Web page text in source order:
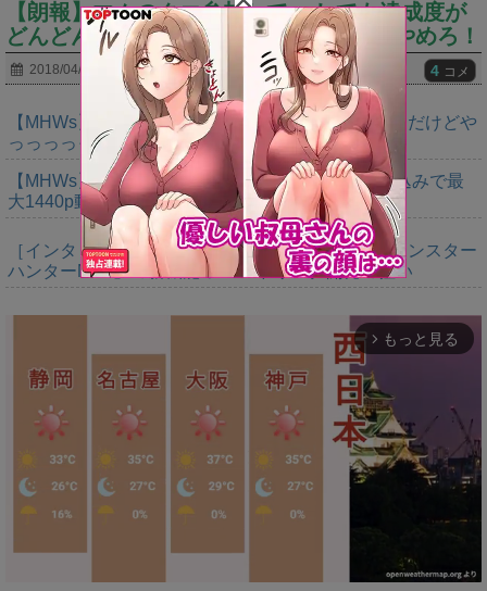
【朗報】マムのクエ参加して●●しても達成度が
どんどん溜まってワロタｗｗｗ⇐マジでやめろ！
2018/04/21 4 コメ
【MHWs】ゴールドエディションの値段今知ったんだけどや
っっっっっっすwwwww
【MHWs】「Switch2版モンハンワイルズはDLSS込みで最
大1440p動作」
［インタビュー］距離を超えて，一緒に狩る。「モンスター
ハンターNow」の新機能 フレンドリンク開発の狙い
arrow_forward_ios もっと見る